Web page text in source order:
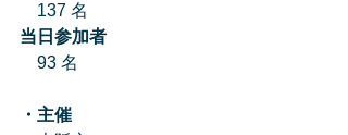
137 名
当日参加者
93 名
・主催